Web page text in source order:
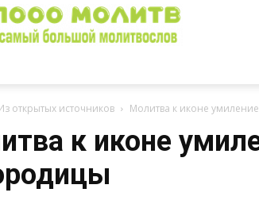
открытых источников Молитва к иконе
к иконе